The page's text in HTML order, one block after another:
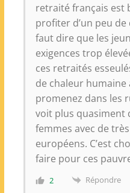
retraité français est
profiter d’un peu
faut dire que les
exigences trop
ces retraités
de chaleur humaine
promenez dans les
voit plus quasiment
femmes avec de
européens. C’est
faire pour ces
2 Répondre